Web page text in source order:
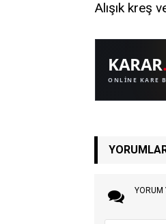
Alışık kreş
YORUM